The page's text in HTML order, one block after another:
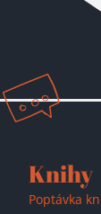
Knihy
Poptávka